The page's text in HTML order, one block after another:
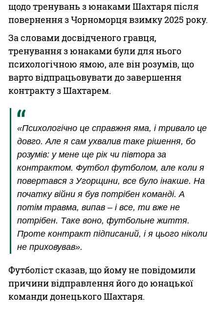
щодо тренувань з юнаками Шахтаря після
повернення з Чорноморця взимку 2025 року.
За словами досвідченого гравця,
тренування з юнаками були для нього
психологічною ямою, але він розумів, що
варто відпрацьовувати до завершення
контракту з Шахтарем.
«Психологічно це справжня яма, і тривало це
довго. Але я сам ухвалив таке рішення, бо
розумів: у мене ще рік чи півтора за
контрактом. Футбол футболом, але коли я
повертався з Угорщини, все було інакше. На
початку війни я був потрібен команді. А
потім травма, випав – і все, ти вже не
потрібен. Таке воно, футбольне життя.
Проте контракт підписаний, і я цього ніколи
не приховував».
Футболіст сказав, що йому не повідомили
причини відправлення його до юнацької
команди донецького Шахтаря.